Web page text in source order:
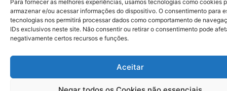
Para fornecer as melhores experiências, usamos tecnologias como cookies
armazenar e/ou acessar informações do dispositivo. O consentimento para
tecnologias nos permitirá processar dados como comportamento de
IDs exclusivos neste site. Não consentir ou retirar o consentimento pode
negativamente certos recursos e funções.
Aceitar